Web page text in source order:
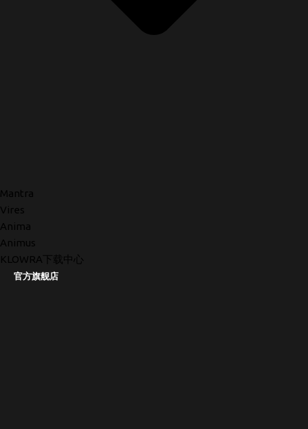
Mantra
Vires
Anima
Animus
KLOWRA下载中心
官方旗舰店